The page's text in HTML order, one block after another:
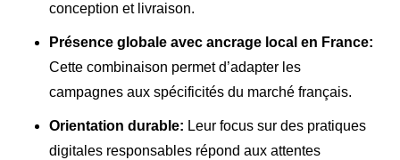
conception et livraison.
Présence globale avec ancrage local en France:
Cette combinaison permet d’adapter les
campagnes aux spécificités du marché français.
Orientation durable: Leur focus sur des pratiques
digitales responsables répond aux attentes